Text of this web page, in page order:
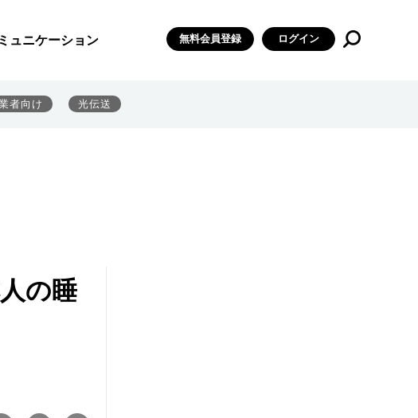
ュニケーション 無料会員登録 ログイン
者向け 光伝送
の睡